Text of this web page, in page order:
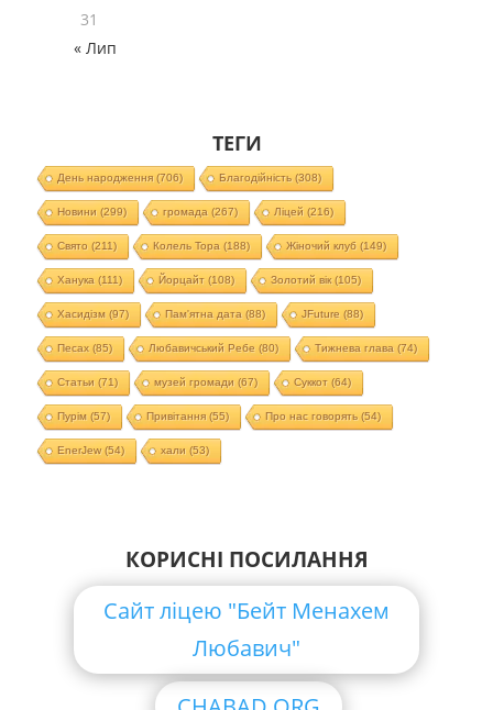
31
« Лип
ТЕГИ
День народження(706) Благодійність(308)
Новини (299) громада (267) Ліцей (216)
Свято (211) Колель Тора (188) Жіночий клуб (149)
Ханука (111) Йорцайт (108) Золотий вік(105)
Хасидізм (97) Пам'ятна дата (88) JFuture (88)
Песах(85) Любавичський Ребе (80) Тижнева глава (74)
Статьи (71) музей громади (67) Суккот (64)
Пурім (57) Привітання(55) Про нас говорять(54)
EnerJew(54) хали (53)
КОРИСНІ ПОСИЛАННЯ
Сайт ліцею "Бейт Менахем
Любавич"